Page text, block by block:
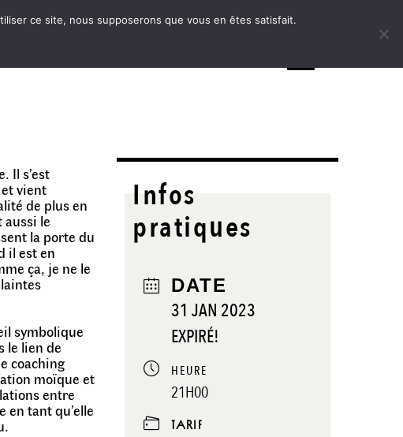
Il s’est
vient
de plus en
aussi le
la porte du
il est en
ça, je ne le
symbolique
le lien de
coaching
moïque et
entre
en tant qu’elle
Infos
pratiques
DATE
31 JAN 2023
EXPIRÉ!
HEURE
21H00
TARIF
ce site, nous supposerons que vous en êtes satisfait.